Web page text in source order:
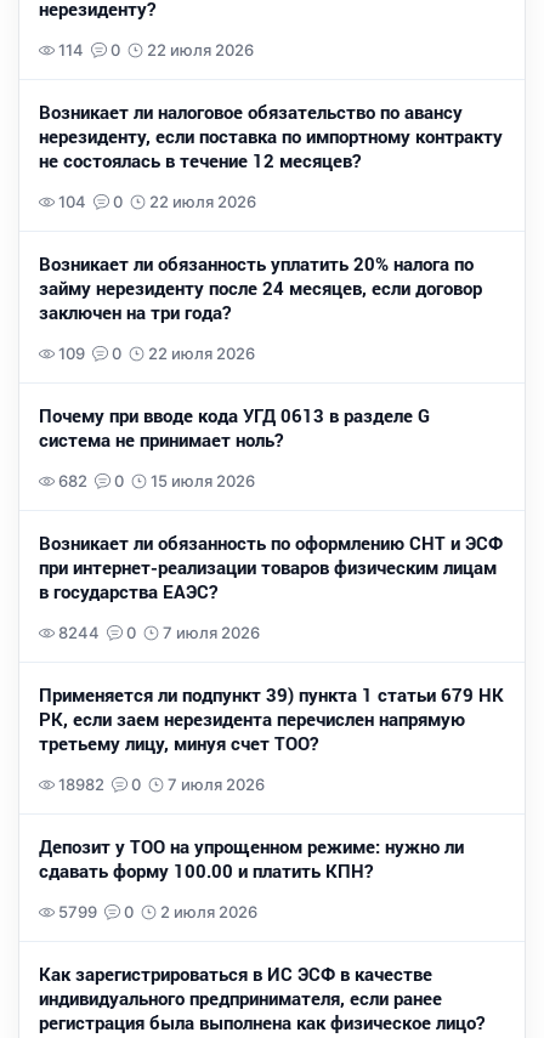
нерезиденту?
114 0 22 июля 2026
Возникает ли налоговое обязательство по авансу
нерезиденту, если поставка по импортному контракту
не состоялась в течение 12 месяцев?
104 0 22 июля 2026
Возникает ли обязанность уплатить 20% налога по
займу нерезиденту после 24 месяцев, если договор
заключен на три года?
109 0 22 июля 2026
Почему при вводе кода УГД 0613 в разделе G
система не принимает ноль?
682 0 15 июля 2026
Возникает ли обязанность по оформлению СНТ и ЭСФ
при интернет-реализации товаров физическим лицам
в государства ЕАЭС?
8244 0 7 июля 2026
Применяется ли подпункт 39) пункта 1 статьи 679 НК
РК, если заем нерезидента перечислен напрямую
третьему лицу, минуя счет ТОО?
18982 0 7 июля 2026
Депозит у ТОО на упрощенном режиме: нужно ли
сдавать форму 100.00 и платить КПН?
5799 0 2 июля 2026
Как зарегистрироваться в ИС ЭСФ в качестве
индивидуального предпринимателя, если ранее
регистрация была выполнена как физическое лицо?